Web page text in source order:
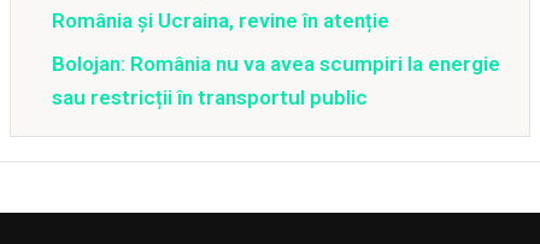
România și Ucraina, revine în atenție
Bolojan: România nu va avea scumpiri la energie
sau restricții în transportul public